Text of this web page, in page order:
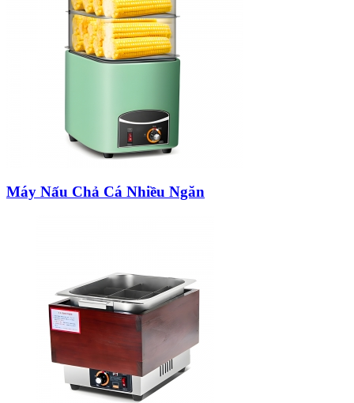
Máy Nấu Chả Cá Nhiều Ngăn